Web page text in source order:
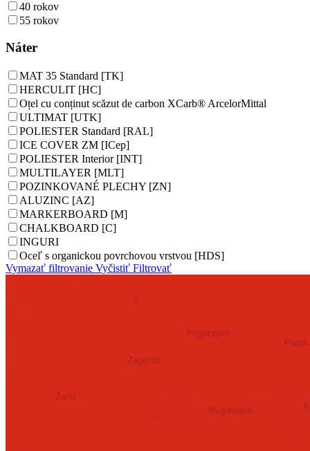
40 rokov
55 rokov
Náter
MAT 35 Standard [TK]
HERCULIT [HC]
Oțel cu conținut scăzut de carbon XCarb® ArcelorMittal
ULTIMAT [UTK]
POLIESTER Standard [RAL]
ICE COVER ZM [ICep]
POLIESTER Interior [INT]
MULTILAYER [MLT]
POZINKOVANÉ PLECHY [ZN]
ALUZINC [AZ]
MARKERBOARD [M]
CHALKBOARD [C]
INGURI
Oceľ s organickou povrchovou vrstvou [HDS]
Vymazať filtrovanie Vyčistiť Filtrovať